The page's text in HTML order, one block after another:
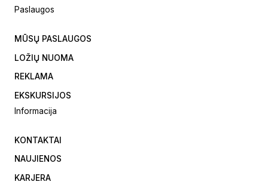
Paslaugos
MŪSŲ PASLAUGOS
LOŽIŲ NUOMA
REKLAMA
EKSKURSIJOS
Informacija
KONTAKTAI
NAUJIENOS
KARJERA